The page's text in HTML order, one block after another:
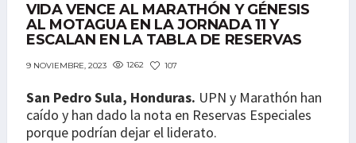
VIDA VENCE AL MARATHÓN Y GÉNESIS
AL MOTAGUA EN LA JORNADA 11 Y
ESCALAN EN LA TABLA DE RESERVAS
9 NOVIEMBRE, 2023 1262 107
San Pedro Sula, Honduras. UPN y Marathón han
caído y han dado la nota en Reservas Especiales
porque podrían dejar el liderato.